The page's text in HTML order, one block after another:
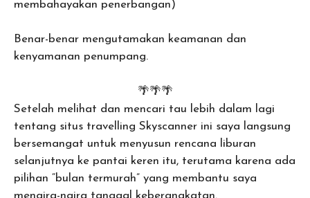
membahayakan penerbangan)
Benar-benar mengutamakan keamanan dan
kenyamanan penumpang.
🌴🌴🌴
Setelah melihat dan mencari tau lebih dalam lagi
tentang situs travelling Skyscanner ini saya langsung
bersemangat untuk menyusun rencana liburan
selanjutnya ke pantai keren itu, terutama karena ada
pilihan “bulan termurah” yang membantu saya
mengira-ngira tanggal keberangkatan.